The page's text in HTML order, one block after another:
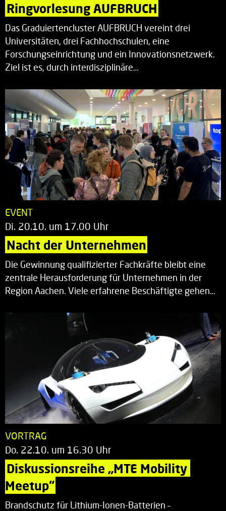
Ringvorlesung AUFBRUCH
Das Graduiertencluster AUFBRUCH vereint drei
Universitäten, drei Fachhochschulen, eine
Forschungseinrichtung und ein Innovationsnetzwerk.
Ziel ist es, durch interdisziplinäre…
EVENT
Di. 20.10. um 17.00 Uhr
Nacht der Unternehmen
Die Gewinnung qualifizierter Fachkräfte bleibt eine
zentrale Herausforderung für Unternehmen in der
Region Aachen. Viele erfahrene Beschäftigte gehen…
VORTRAG
Do. 22.10. um 16.30 Uhr
Diskussionsreihe „MTE Mobility
Meetup“
Brandschutz für Lithium-Ionen-Batterien –